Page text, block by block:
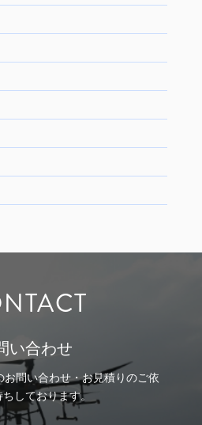
い合わせ
お問い合わせ・お見積りのご依
しております。